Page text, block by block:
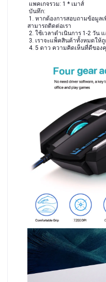
แพคเกจรวม: 1 * เมาส์
บันทึก:
สามารถติดต่อเรา
2. ใช้เวลาดำเนินการ 1-2 วัน
3. เราจะแพ็คสินค้าทั้งหมดให้
4. 5 ดาว ความคิดเห็นที่ดีขอ